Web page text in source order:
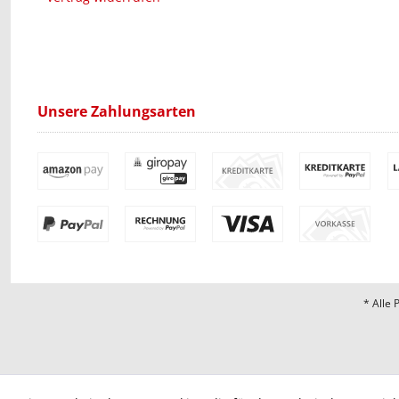
Unsere Zahlungsarten
* Alle